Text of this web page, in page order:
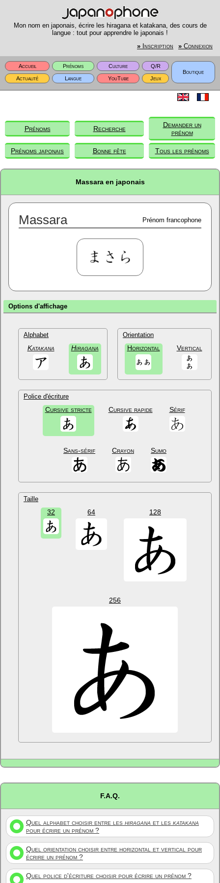
Mon nom en japonais, écrire les hiragana et katakana, des cours de
langue : tout pour apprendre le japonais !
» Inscription » Connexion
Accueil Prénoms Culture
Q/R
Boutique
Actualité
Langue YouTube Jeux
Prénoms Recherche
Demander un
prénom
Prénoms japonais Bonne fête Tous les prénoms
Massara en japonais
Massara Prénom francophone
Options d'affichage
Alphabet
Katakana Hiragana
Orientation
Horizontal Vertical
Police d'écriture
Cursive stricte Cursive rapide Sérif
Sans-sérif Crayon Sumo
Taille
32 64 128
256
F.A.Q.
Quel alphabet choisir entre les hiragana et les katakana
pour écrire un prénom ?
Quel orientation choisir entre horizontal et vertical pour
écrire un prénom ?
Quel police d'écriture choisir pour écrire un prénom ?